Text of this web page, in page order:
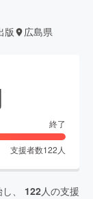
版 広島県
終了
支援者数122 人
、 122人の支援